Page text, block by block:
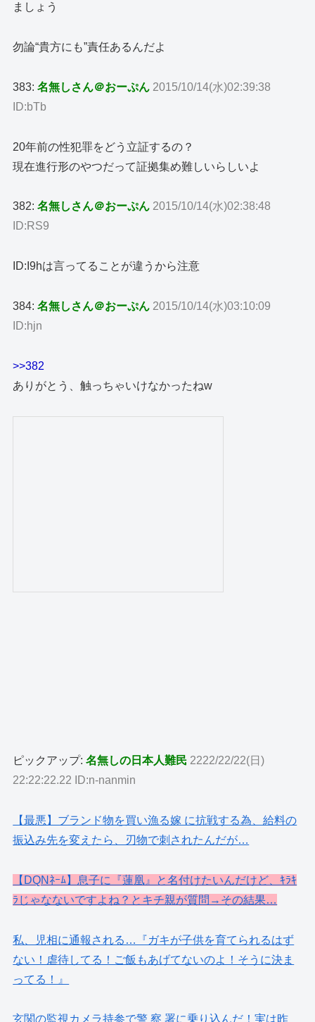
ましょう
勿論“貴方にも”責任あるんだよ
383:名無しさん＠おーぷん 2015/10/14(水)02:39:38
ID:bTb
20年前の性犯罪をどう立証するの？
現在進行形のやつだって証拠集め難しいらしいよ
382:名無しさん＠おーぷん 2015/10/14(水)02:38:48
ID:RS9
ID:I9hは言ってることが違うから注意
384:名無しさん＠おーぷん 2015/10/14(水)03:10:09
ID:hjn
>>382
ありがとう、触っちゃいけなかったねw
ピックアップ:名無しの日本人難民 2222/22/22(日)
22:22:22.22 ID:n-nanmin
【最悪】ブランド物を買い漁る嫁 に抗戦する為、給料の
振込み先を変えたら、刃物で刺されたんだが…
【DQNﾈｰﾑ】息子に『蓮凰』と名付けたいんだけど、ｷﾗｷ
ﾗじゃなないですよね？とキチ親が質問→その結果…
私、児相に通報される…『ガキが子供を育てられるはず
ない！虐待してる！ご飯もあげてないのよ！そうに決ま
ってる！』
玄関の監視カメラ持参で警 察 署に乗り込んだ！実は昨